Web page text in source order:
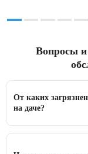
Вопросы и
От каких
на даче?